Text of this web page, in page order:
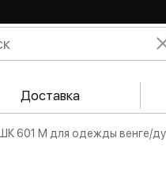
Доставка
ШК 601 М для одежды венге/